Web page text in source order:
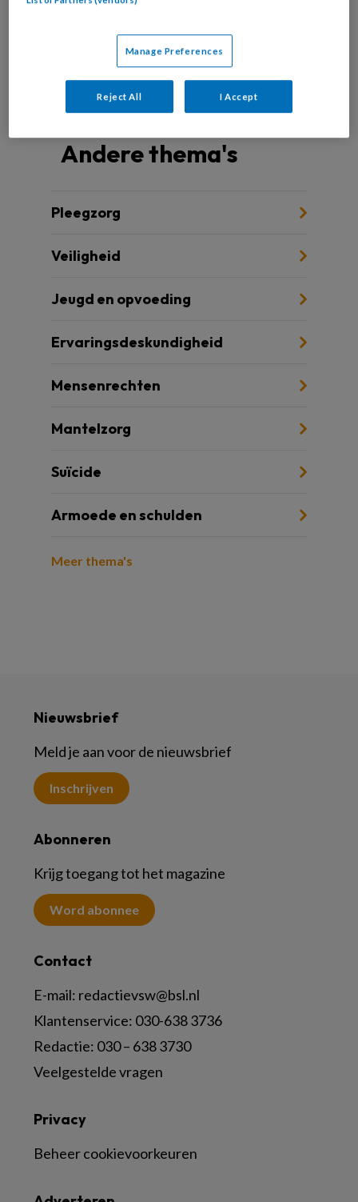
Andere thema's
Pleegzorg
Veiligheid
Jeugd en opvoeding
Ervaringsdeskundigheid
Mensenrechten
Mantelzorg
Suïcide
Armoede en schulden
Meer thema's
Nieuwsbrief
Meld je aan voor de nieuwsbrief
Inschrijven
Abonneren
Krijg toegang tot het magazine
Word abonnee
Contact
E-mail: redactievsw@bsl.nl
Klantenservice: 030-638 3736
Redactie: 030 – 638 3730
Veelgestelde vragen
Privacy
Beheer cookievoorkeuren
Manage Preferences
Reject All I Accept